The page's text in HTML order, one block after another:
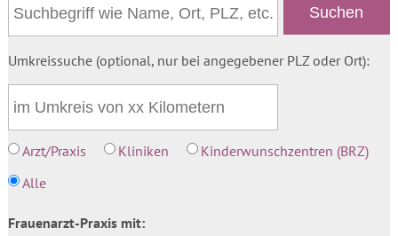
Umkreissuche (optional, nur bei angegebener PLZ oder Ort):
Arzt/Praxis Kliniken
Kinderwunschzentren (BRZ)
Alle
Frauenarzt-Praxis mit: